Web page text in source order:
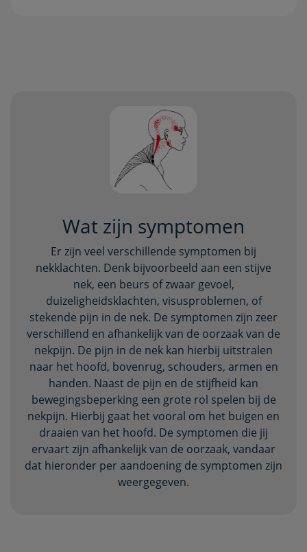
Wat zijn symptomen
Er zijn veel verschillende symptomen bij
nekklachten. Denk bijvoorbeeld aan een stijve
nek, een beurs of zwaar gevoel,
duizeligheidsklachten, visusproblemen, of
stekende pijn in de nek. De symptomen zijn zeer
verschillend en afhankelijk van de oorzaak van de
nekpijn. De pijn in de nek kan hierbij uitstralen
naar het hoofd, bovenrug, schouders, armen en
handen. Naast de pijn en de stijfheid kan
bewegingsbeperking een grote rol spelen bij de
nekpijn. Hierbij gaat het vooral om het buigen en
draaien van het hoofd. De symptomen die jij
ervaart zijn afhankelijk van de oorzaak, vandaar
dat hieronder per aandoening de symptomen zijn
weergegeven.